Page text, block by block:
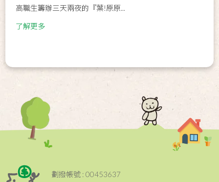
高職生籌辦三天兩夜的『葉!原原...
了解更多
劃撥帳號 : 00453637